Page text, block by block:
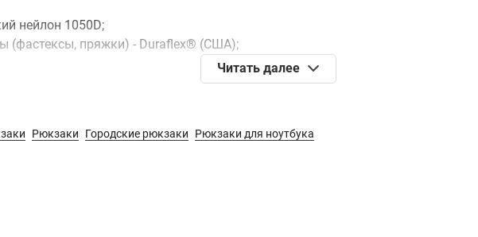
нейлон 1050D;
(фастексы, пряжки) - Duraflex® (США);
лицензионный "Мультикам" (Multicam®) от компании Crye
Читать далее
Рюкзаки Городские рюкзаки Рюкзаки для ноутбука